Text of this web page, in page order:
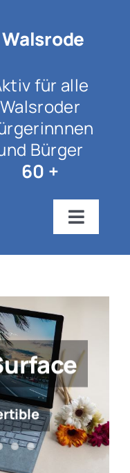
für alle
Walsroder
Bürger
60 +
Toggle